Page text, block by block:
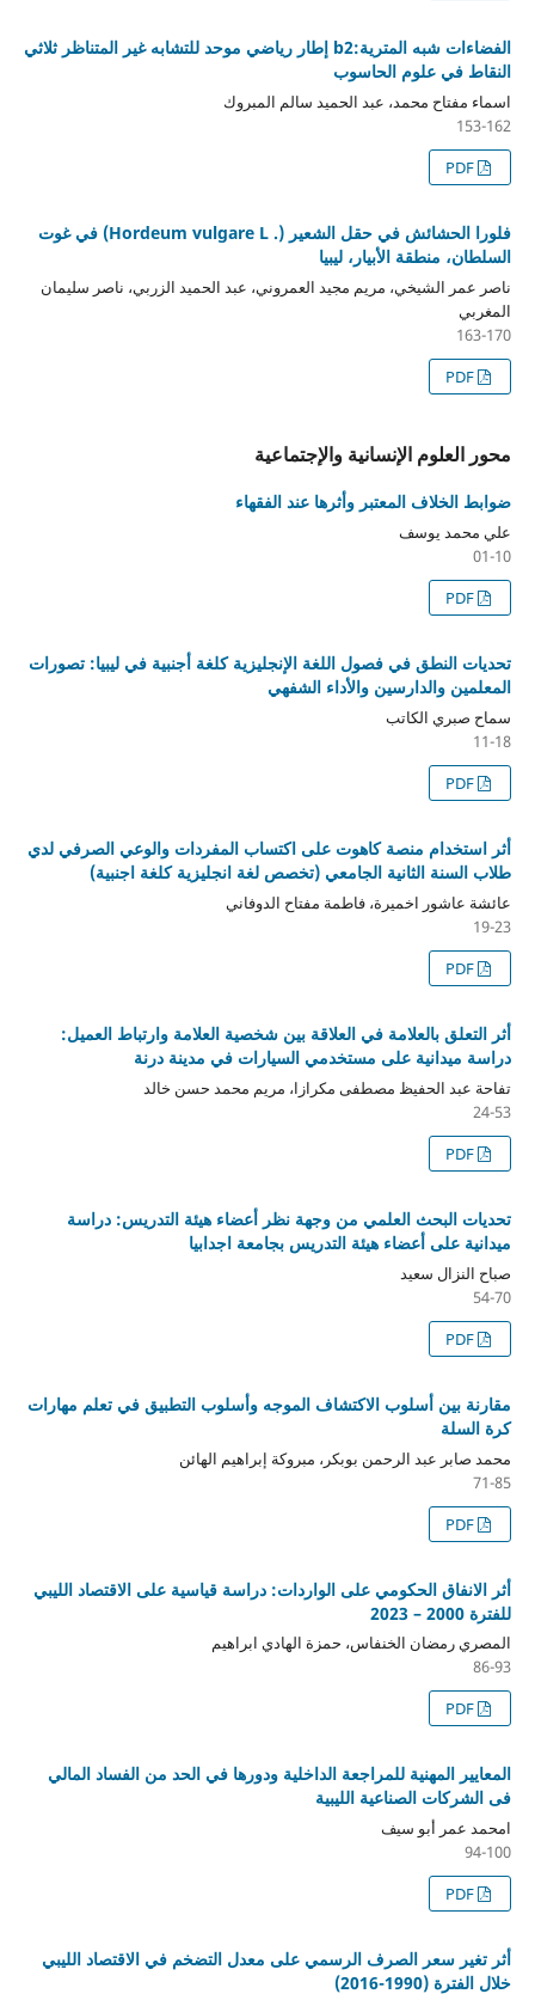
الفضاءات شبه المترية:b2 إطار رياضي موحد للتشابه غير المتناظر ثلاثي
النقاط في علوم الحاسوب
اسماء مفتاح محمد، عبد الحميد سالم المبروك
153-162
PDF
فلورا الحشائش في حقل الشعير (. Hordeum vulgare L) في غوت
السلطان، منطقة الأبيار، ليبيا
ناصر عمر الشيخي، مريم مجيد العمروني، عبد الحميد الزربي، ناصر سليمان
المغربي
163-170
PDF
محور العلوم الإنسانية والإجتماعية
ضوابط الخلاف المعتبر وأثرها عند الفقهاء
علي محمد يوسف
01-10
PDF
تحديات النطق في فصول اللغة الإنجليزية كلغة أجنبية في ليبيا: تصورات
المعلمين والدارسين والأداء الشفهي
سماح صبري الكاتب
11-18
PDF
أثر استخدام منصة كاهوت على اكتساب المفردات والوعي الصرفي لدي
طلاب السنة الثانية الجامعي (تخصص لغة انجليزية كلغة اجنبية)
عائشة عاشور اخميرة، فاطمة مفتاح الدوفاني
19-23
PDF
أثر التعلق بالعلامة في العلاقة بين شخصية العلامة وارتباط العميل:
دراسة ميدانية على مستخدمي السيارات في مدينة درنة
تفاحة عبد الحفيظ مصطفى مكرازا، مريم محمد حسن خالد
24-53
PDF
تحديات البحث العلمي من وجهة نظر أعضاء هيئة التدريس: دراسة
ميدانية على أعضاء هيئة التدريس بجامعة اجدابيا
صباح النزال سعيد
54-70
PDF
مقارنة بين أسلوب الاكتشاف الموجه وأسلوب التطبيق في تعلم مهارات
كرة السلة
محمد صابر عبد الرحمن بوبكر، مبروكة إبراهيم الهائن
71-85
PDF
أثر الانفاق الحكومي على الواردات: دراسة قياسية على الاقتصاد الليبي
للفترة 2000 – 2023
المصري رمضان الخنفاس، حمزة الهادي ابراهيم
86-93
PDF
المعايير المهنية للمراجعة الداخلية ودورها في الحد من الفساد المالي
فى الشركات الصناعية الليبية
امحمد عمر أبو سيف
94-100
PDF
أثر تغير سعر الصرف الرسمي على معدل التضخم في الاقتصاد الليبي
خلال الفترة (1990-2016)